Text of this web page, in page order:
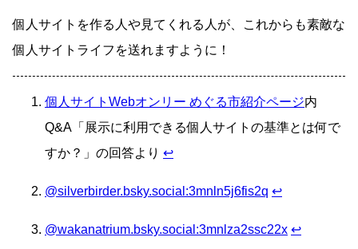
個人サイトを作る人や見てくれる人が、これからも素敵な
個人サイトライフを送れますように！
個人サイトWebオンリー めぐる市紹介ページ内
Q&A「展示に利用できる個人サイトの基準とは何で
すか？」の回答より ↩
@silverbirder.bsky.social:3mnln5j6fis2q ↩
@wakanatrium.bsky.social:3mnlza2ssc22x ↩